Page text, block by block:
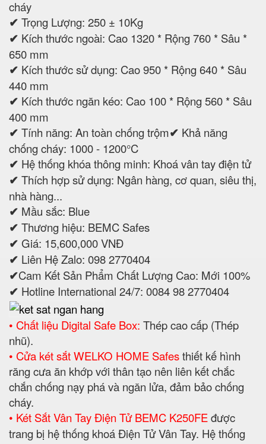
cháy
✔ Trọng Lượng: 250 ± 10Kg
✔ Kích thước ngoài: Cao 1320 * Rộng 760 * Sâu *
650 mm
✔ Kích thước sử dụng: Cao 950 * Rộng 640 * Sâu
440 mm
✔ Kích thước ngăn kéo: Cao 100 * Rộng 560 * Sâu
400 mm
✔ Tính năng: An toàn chống trộm✔ Khả năng
chống cháy: 1000 - 1200°C
✔ Hệ thống khóa thông minh: Khoá vân tay điện tử
✔ Thích hợp sử dụng: Ngân hàng, cơ quan, siêu thị,
nhà hàng...
✔ Mầu sắc: Blue
✔ Thương hiệu: BEMC Safes
✔ Giá: 15,600,000 VNĐ
✔ Liên Hệ Zalo: 098 2770404
✔Cam Kết Sản Phẩm Chất Lượng Cao: Mới 100%
✔ Hotline International 24/7: 0084 98 2770404
• Chất liệu Digital Safe Box: Thép cao cấp (Thép
nhũ).
• Cửa két sắt WELKO HOME Safesthiết kế hình
răng cưa ăn khớp với thân tạo nên liên kết chắc
chắn chống nạy phá và ngăn lửa, đảm bảo chống
cháy.
• Két Sắt Vân Tay Điện Tử BEMC K250FEđược
trang bị hệ thống khoá Điện Tử Vân Tay. Hệ thống